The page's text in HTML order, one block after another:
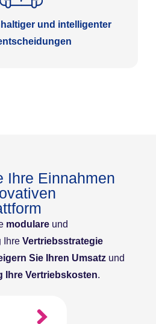
und intelligenter
Ihre Einnahmen
modulare und
Ihre Vertriebsstrategie
Sie Ihren Umsatz und
Ihre Vertriebskosten.